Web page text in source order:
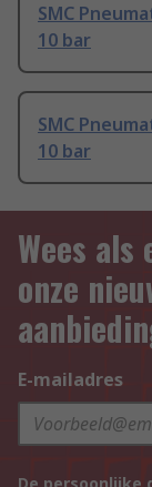
SMC
10 bar
SMC
10 bar
Wees
onze
E-mailadres